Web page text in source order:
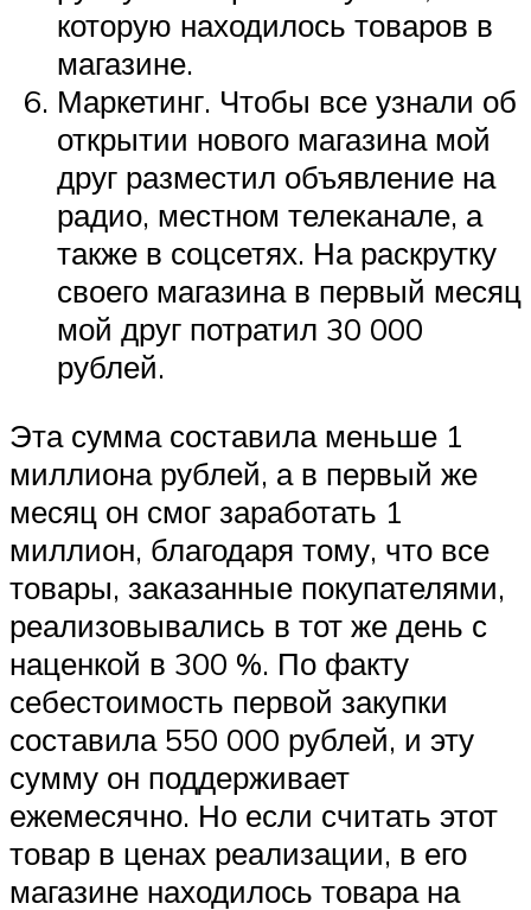
которую находилось товаров в
магазине.
Маркетинг. Чтобы все узнали об
открытии нового магазина мой
друг разместил объявление на
радио, местном телеканале, а
также в соцсетях. На раскрутку
своего магазина в первый месяц
мой друг потратил 30 000
рублей.
Эта сумма составила меньше 1
миллиона рублей, а в первый же
месяц он смог заработать 1
миллион, благодаря тому, что все
товары, заказанные покупателями,
реализовывались в тот же день с
наценкой в 300 %. По факту
себестоимость первой закупки
составила 550 000 рублей, и эту
сумму он поддерживает
ежемесячно. Но если считать этот
товар в ценах реализации, в его
магазине находилось товара на